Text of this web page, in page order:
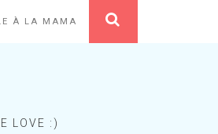
À LA MAMA
LOVE :)